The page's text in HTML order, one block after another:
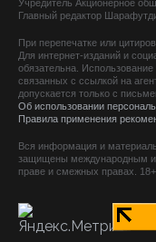
Учредитель Акционерное
Главный редактор
При перепечатке или
Для интернет-изданий и
обязательна.
связанных с ссылкой на
допускается только с
Об использовании
Правила применения
Вся информация и
защищены международным и
праве и смежных правах.